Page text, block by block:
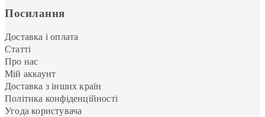
Посилання
Доставка і оплата
Статті
Про нас
Мій аккаунт
Доставка з інших країн
Політика конфіденційності
Угода користувача